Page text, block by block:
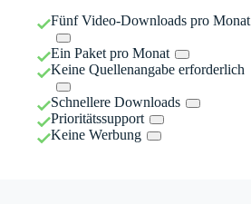
Fünf Video-Downloads pro Monat
Ein Paket pro Monat
Keine Quellenangabe erforderlich
Schnellere Downloads
Prioritätssupport
Keine Werbung